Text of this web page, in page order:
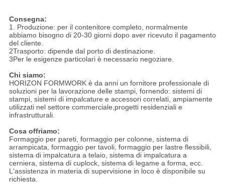
Consegna:
1. Produzione: per il contenitore completo, normalmente
abbiamo bisogno di 20-30 giorni dopo aver ricevuto il pagamento
del cliente.
2Trasporto: dipende dal porto di destinazione.
3Per le esigenze particolari è necessario negoziare.
Chi siamo:
HORIZON FORMWORK è da anni un fornitore professionale di
soluzioni per la lavorazione delle stampi, fornendo: sistemi di
stampi, sistemi di impalcature e accessori correlati, ampiamente
utilizzati nel settore commerciale,progetti residenziali e
infrastrutturali.
Cosa offriamo:
Formaggio per pareti, formaggio per colonne, sistema di
arrampicata, formaggio per tavoli, formaggio per lastre flessibili,
sistema di impalcatura a telaio, sistema di impalcatura a
cerniera, sistema di cuplock, sistema di legame a forma, ecc.
L'assistenza in materia di supervisione in loco è disponibile su
richiesta.